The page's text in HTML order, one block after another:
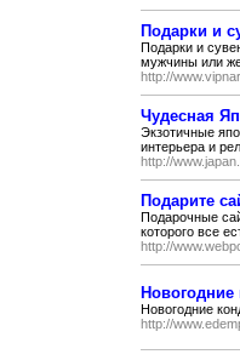
Подарки и
Подарки и
мужчины или
http://
Чудесная
Экзотичные
интерьера и
http://
Подарите
Подарочные
которого все
http://
Новогодние
Новогодние
http://